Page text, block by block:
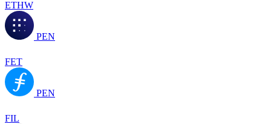
ETHW
PEN
FET
PEN
FIL